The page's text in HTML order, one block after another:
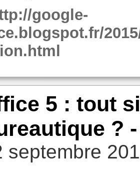
google-
5 : tout
?
septembre